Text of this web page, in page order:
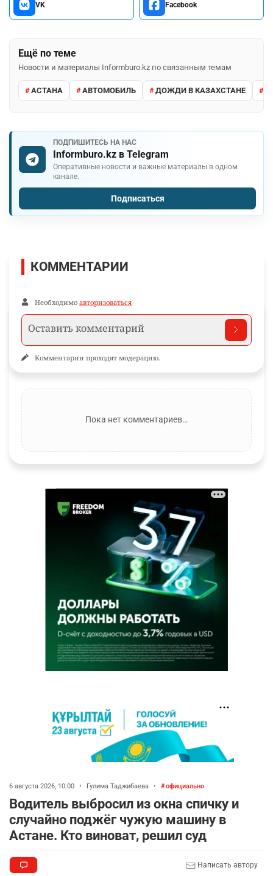
VK Facebook
Ещё по теме
Новости и материалы Informburo.kz по связанным темам
АСТАНА АВТОМОБИЛЬ ДОЖДИ В КАЗАХСТАНЕ
ПОДПИШИТЕСЬ НА НАС
Informburo.kz в Telegram
Оперативные новости и важные материалы в одном
канале.
Подписаться
КОММЕНТАРИИ
Необходимо авторизоваться
Комментарии проходят модерацию.
Пока нет комментариев…
6 августа 2026, 10:00 • Гулима Таджибаева • официально
Водитель выбросил из окна спичку и
случайно поджёг чужую машину в
Астане. Кто виноват, решил суд
Написать автору